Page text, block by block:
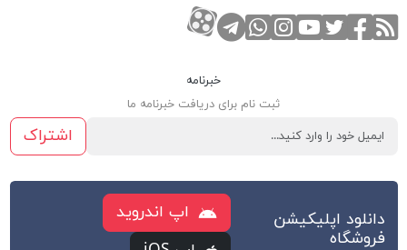
RSSصفحه فیسبوک
صفحه تویتر
کانال یوتوب
صفحه اینستاگرام
تماس با واتس اپ
کانال تلگرام
کانال آپارات
خبرنامه
ثبت نام برای دریافت خبرنامه ما
اشتراک
دانلود اپلیکیشن
فروشگاه
اپ اندروید